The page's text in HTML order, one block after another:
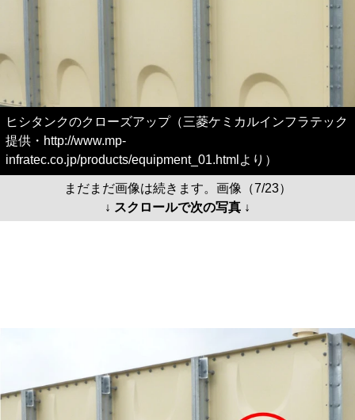
ヒシタンクのクローズアップ（三菱ケミカルインフラテック
提供・http://www.mp-
infratec.co.jp/products/equipment_01.htmlより）
まだまだ画像は続きます。画像（7/23）
↓ スクロールで次の写真 ↓